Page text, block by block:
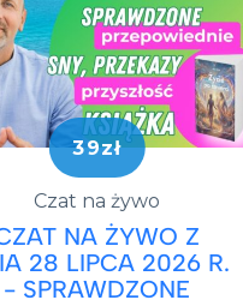
39zł
Czat na żywo
NA ŻYWO Z
28 LIPCA 2026 R.
- SPRAWDZONE